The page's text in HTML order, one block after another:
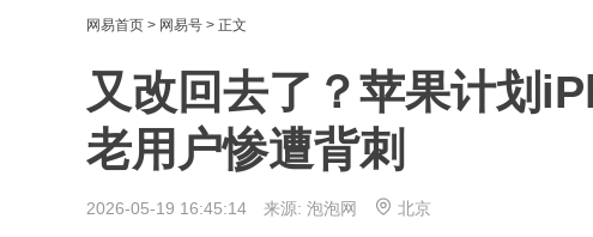
网易首页 > 网易号 > 正文
又改回去了？苹果计划
老用户惨遭背刺
2026-05-19 16:45:14 来源: 泡泡网 北京